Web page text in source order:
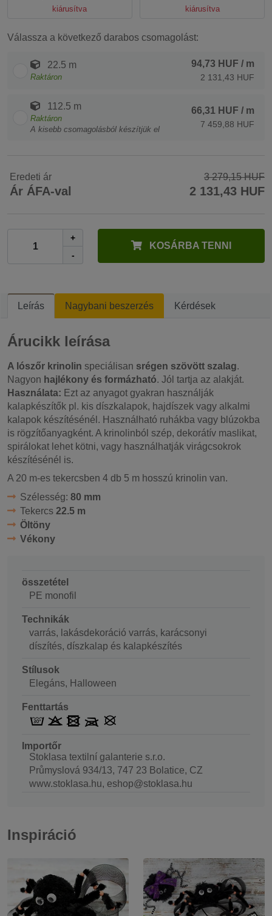
kiárusítva
kiárusítva
Válassza a következő darabos csomagolást:
22.5 m
Raktáron
94,73 HUF / m
2 131,43 HUF
112.5 m
Raktáron
A kisebb csomagolásból készítjük el
66,31 HUF / m
7 459,88 HUF
Eredeti ár 3 279,15 HUF
Ár ÁFA-val 2 131,43 HUF
+
-
KOSÁRBA TENNI
Leírás Nagybani beszerzés Kérdések
Árucikk leírása
A lószőr krinolin speciálisan srégen szövött szalag.
Nagyon hajlékony és formázható. Jól tartja az alakját.
Használata: Ezt az anyagot gyakran használják
kalapkészítők pl. kis díszkalapok, hajdíszek vagy alkalmi
kalapok készítésénél. Használható ruhákba vagy blúzokba
is rögzítőanyagként. A krinolinból szép, dekorátív maslikat,
spirálokat lehet kötni, vagy használhatják virágcsokrok
készítésénél is.
A 20 m-es tekercsben 4 db 5 m hosszú krinolin van.
Szélesség: 80 mm
Tekercs 22.5 m
Öltöny
Vékony
összetétel
PE monofil
Technikák
varrás, lakásdekoráció varrás, karácsonyi
díszítés, díszkalap és kalapkészítés
Stílusok
Elegáns, Halloween
Fenttartás
Importőr
Stoklasa textilní galanterie s.r.o.
Průmyslová 934/13, 747 23 Bolatice, CZ
www.stoklasa.hu, eshop@stoklasa.hu
Inspiráció